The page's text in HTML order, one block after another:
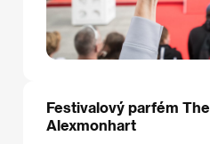
Festivalový parfém
Alexmonhart